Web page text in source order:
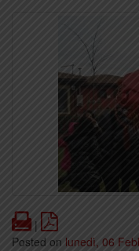
Print
|
Posted on lunedì, 06